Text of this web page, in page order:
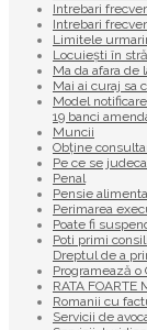
Intrebari
Intrebari
Limitele
Locuiești în
Ma da afara de
Mai ai curaj sa
Model
19 banci
Muncii
Obține
Pe ce se
Penal
Pensie
Perimarea
Poate fi
Poti primi
Dreptul de a
Programează
RATA FOARTE
Romanii cu
Servicii de